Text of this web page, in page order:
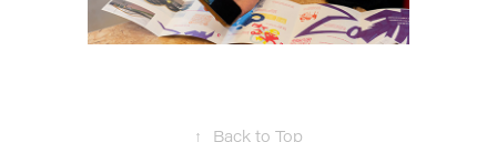
↑ Back to Top